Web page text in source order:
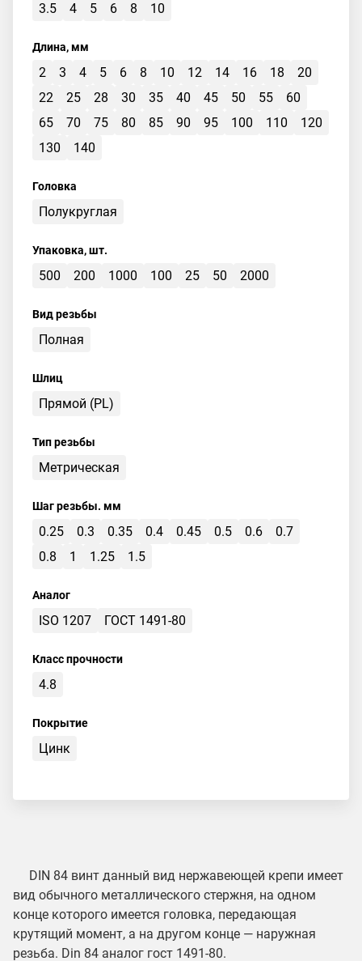
3.5
4 5 6 8 10
Длина, мм
2 3 4 5 6 8 10 12 14 16 18
20
22
25 28 30 35 40 45 50 55
60
65
70 75 80 85 90 95 100 110
120
130
140
Головка
Полукруглая
Упаковка, шт.
500 200 1000 100 25 50 2000
Вид резьбы
Полная
Шлиц
Прямой (PL)
Тип резьбы
Метрическая
Шаг резьбы. мм
0.25 0.3 0.35 0.4 0.45 0.5 0.6
0.7
0.8
1 1.25 1.5
Аналог
ISO 1207 ГОСТ 1491-80
Класс прочности
4.8
Покрытие
Цинк
DIN 84 винт данный вид нержавеющей крепи имеет
вид обычного металлического стержня, на одном
конце которого имеется головка, передающая
крутящий момент, а на другом конце — наружная
резьба. Din 84 аналог гост 1491-80.